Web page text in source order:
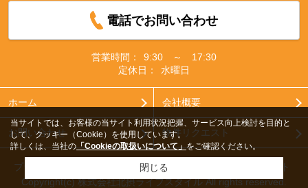
電話でお問い合わせ
営業時間：
9:30 ～ 17:30
定休日：
水曜日
ホーム 会社概要
お問い合わせ 物件リクエスト
プライバシーポリシー 利用規約
PCサイト
Copyright(c) 株式会社北摂ライフスタイル All rights reserved.
当サイトでは、お客様の当サイト利用状況把握、サービス向上検討を目的と
して、クッキー（Cookie）を使用しています。
詳しくは、当社の「Cookieの取扱いについて」をご確認ください。
閉じる